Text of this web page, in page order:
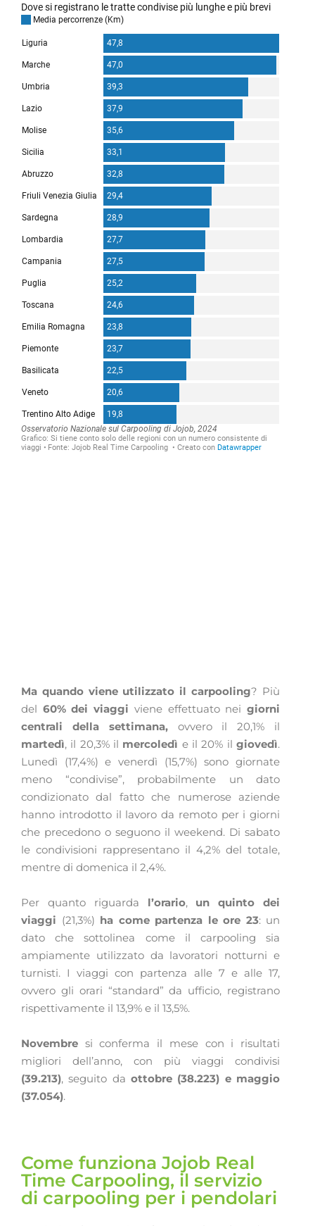
Ma quando viene utilizzato il carpooling? Più
del 60% dei viaggi viene effettuato neigiorni
centrali della settimana,ovvero il 20,1% il
martedì, il 20,3% il mercoledì e il 20% ilgiovedì.
Lunedì (17,4%) e venerdì (15,7%) sono giornate
meno “condivise”, probabilmente un dato
condizionato dal fatto che numerose aziende
hanno introdotto il lavoro da remoto per i giorni
che precedono o seguono il weekend. Di sabato
le condivisioni rappresentano il 4,2% del totale,
mentre di domenica il 2,4%.
Per quanto riguarda l’orario, un quinto dei
viaggi (21,3%) ha come partenza le ore 23: un
dato che sottolinea come il carpooling sia
ampiamente utilizzato da lavoratori notturni e
turnisti. I viaggi con partenza alle 7 e alle 17,
ovvero gli orari “standard” da ufficio, registrano
rispettivamente il 13,9% e il 13,5%.
Novembre si conferma il mese con i risultati
migliori dell’anno, con più viaggi condivisi
(39.213), seguito da ottobre (38.223) e maggio
(37.054).
Come funziona Jojob Real
Time Carpooling, il servizio
di carpooling per i pendolari